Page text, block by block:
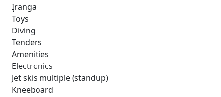
Įranga
Toys
Diving
Tenders
Amenities
Electronics
Jet skis multiple (standup)
Kneeboard